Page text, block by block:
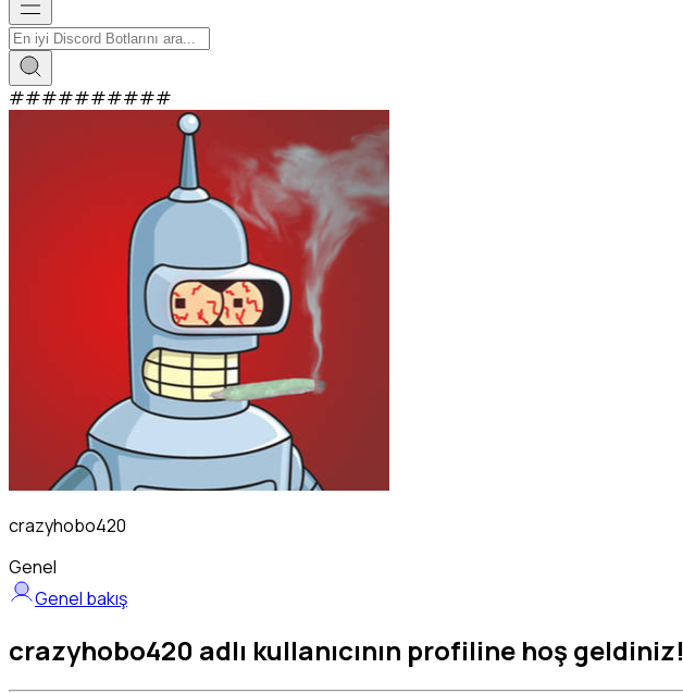
##########
crazyhobo420
Genel
Genel bakış
crazyhobo420 adlı kullanıcının profiline hoş geldiniz!